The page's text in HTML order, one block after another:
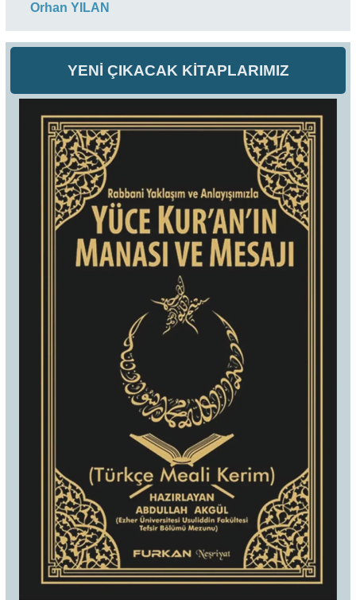
YENİ ÇIKACAK KİTAPLARIMIZ
Orhan YILAN